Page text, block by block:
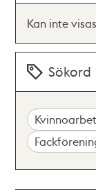
Kan inte
Sökord